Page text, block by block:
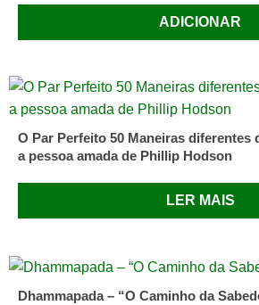
ADICIONAR
O Par Perfeito 50 Maneiras diferentes
a pessoa amada de Phillip Hodson
LER MAIS
Dhammapada – “O Caminho da